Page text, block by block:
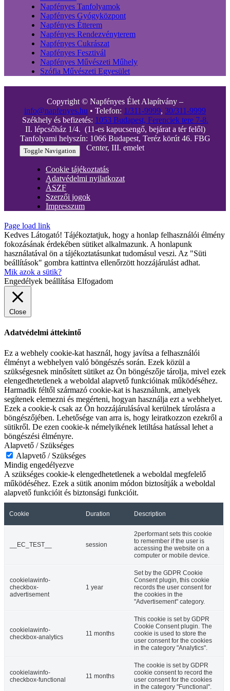
Napfényes Tanfolyamok
Napfényes Gyógyközpont
Napfényes Étterem
Napfényes Rendezvényterem
Napfényes Cukrászat
Napfényes Fesztivál
Napfényes Művészeti Műhely
Szófia Művészeti Egyesület
Copyright © Napfényes Élet Alapítvány –
info@napfenyes.hu • Telefon: 1/311-9999, 30/311-9999
Székhely és befizetés: 1053 Budapest, Ferenciek tere 7-8.
II. lépcsőház 1/4. (11-es kapucsengő, bejárat a tér felől)
Tanfolyami helyszín: 1066 Budapest, Teréz körút 46. FBG
Center, III. emelet
Toggle Navigation
Cookie tájékoztatás
Adatvédelmi nyilatkozat
ÁSZF
Szerzői jogok
Impresszum
Page load link
Kedves Látogató! Tájékoztatjuk, hogy a honlap felhasználói élmény
fokozásának érdekében sütiket alkalmazunk. A honlapunk
használatával ön a tájékoztatásunkat tudomásul veszi. Az "Süti
beállítások" gombra kattintva ellenőrzött hozzájárulást adhat.
Mik azok a sütik?
Engedélyek beállítása Elfogadom
Close
Adatvédelmi áttekintő
Ez a webhely cookie-kat használ, hogy javítsa a felhasználói
élményt a webhelyen való böngészés során. Ezek közül a
szükségesnek minősített sütiket az Ön böngészője tárolja, mivel ezek
elengedhetetlenek a weboldal alapvető funkcióinak működéséhez.
Harmadik féltől származó cookie-kat is használunk, amelyek
segítenek elemezni és megérteni, hogyan használja ezt a webhelyet.
Ezek a cookie-k csak az Ön hozzájárulásával kerülnek tárolásra a
böngészőjében. Lehetősége van arra is, hogy leiratkozzon ezekről a
sütikről. De ezen cookie-k némelyikének letiltása hatással lehet a
böngészési élményre.
Alapvető / Szükséges
Alapvető / Szükséges
Mindig engedélyezve
A szükséges cookie-k elengedhetetlenek a weboldal megfelelő
működéséhez. Ezek a sütik anonim módon biztosítják a weboldal
alapvető funkcióit és biztonsági funkcióit.
Cookie Duration Description
__EC_TEST__ session
2performant sets this cookie
to remember if the user is
accessing the website on a
computer or mobile device.
cookielawinfo-
checkbox-
advertisement
1 year
Set by the GDPR Cookie
Consent plugin, this cookie
records the user consent for
the cookies in the
"Advertisement" category.
cookielawinfo-
checkbox-analytics
11 months
This cookie is set by GDPR
Cookie Consent plugin. The
cookie is used to store the
user consent for the cookies
in the category "Analytics".
cookielawinfo-
checkbox-functional
11 months
The cookie is set by GDPR
cookie consent to record the
user consent for the cookies
in the category "Functional".